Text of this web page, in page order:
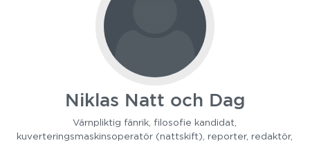
Niklas Natt och Dag
Värnpliktig fänrik, filosofie kandidat,
kuverteringsmaskinsoperatör (nattskift), reporter, redaktör,